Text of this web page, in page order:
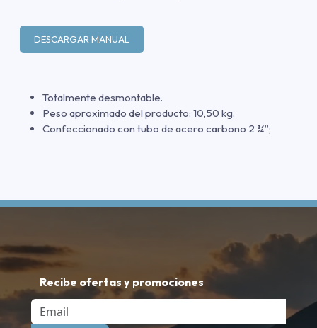
DESCARGAR MANUAL
Totalmente desmontable.
Peso aproximado del producto: 10,50 kg.
Confeccionado con tubo de acero carbono 2 ¾”;
Recibe ofertas y promociones
Email